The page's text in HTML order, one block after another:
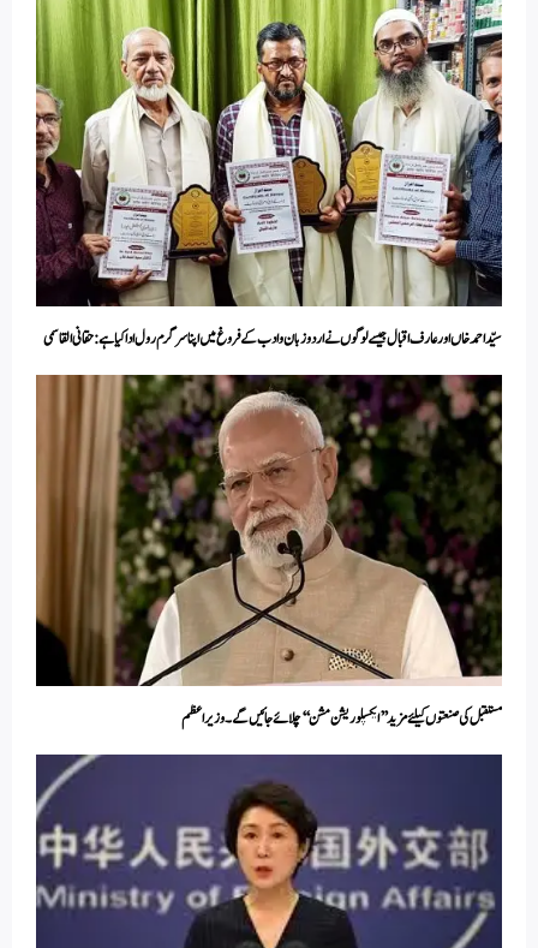
سیّد احمد خاں اور عارف اقبال جیسے لوگوں نے اردو زبان و ادب کے فروغ میں اپنا سرگرم رول ادا کیا ہے: حقانی القاسمی
مستقبل کی صنعتوں کیلئےمزید’’ ایکسپلوریشن مشن ‘‘چلائے جائیں گے۔ وزیراعظم